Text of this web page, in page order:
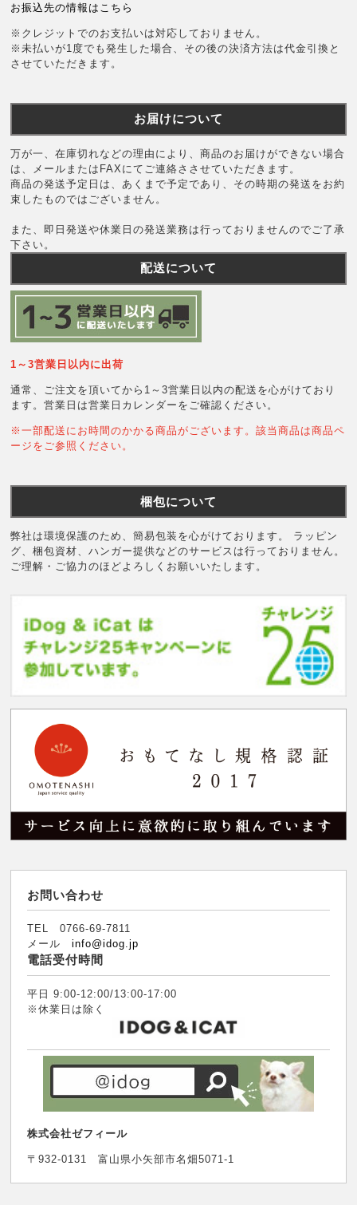
お振込先の情報はこちら
※クレジットでのお支払いは対応しておりません。
※未払いが1度でも発生した場合、その後の決済方法は代金引換と
させていただきます。
お届けについて
万が一、在庫切れなどの理由により、商品のお届けができない場合
は、メールまたはFAXにてご連絡ささせていただきます。
商品の発送予定日は、あくまで予定であり、その時期の発送をお約
束したものではございません。
また、即日発送や休業日の発送業務は行っておりませんのでご了承
下さい。
配送について
1～3営業日以内に出荷
通常、ご注文を頂いてから1～3営業日以内の配送を心がけており
ます。営業日は営業日カレンダーをご確認ください。
※一部配送にお時間のかかる商品がございます。該当商品は商品ペ
ージをご参照ください。
梱包について
弊社は環境保護のため、簡易包装を心がけております。 ラッピン
グ、梱包資材、ハンガー提供などのサービスは行っておりません。
ご理解・ご協力のほどよろしくお願いいたします。
お問い合わせ
TEL 0766-69-7811
メールinfo@idog.jp
電話受付時間
平日 9:00-12:00/13:00-17:00
※休業日は除く
株式会社ゼフィール
〒932-0131 富山県小矢部市名畑5071-1